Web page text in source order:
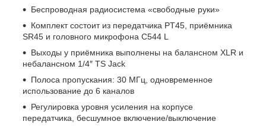
Беспроводная радиосистема «свободные руки»
Комплект состоит из передатчика PT45, приёмника
SR45 и головного микрофона C544 L
Выходы у приёмника выполнены на балансном XLR и
небалансном 1/4″ TS Jack
Полоса пропускания: 30 МГц, одновременное
использование до 6 каналов
Регулировка уровня усиления на корпусе
передатчика, бесшумное включение/выключение